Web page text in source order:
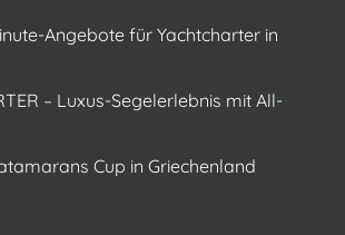
Angebote für Yachtcharter in
– Luxus-Segelerlebnis mit All-
Cup in Griechenland